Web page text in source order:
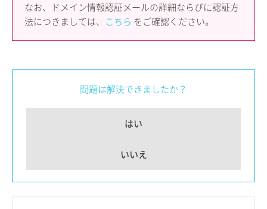
なお、ドメイン情報認証メールの詳細ならびに認証方
法につきましては、 こちら をご確認ください。
問題は解決できましたか？
はい
いいえ